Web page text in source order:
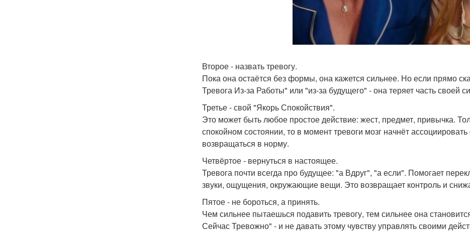
Второе - назвать тревогу.
Пока она остаётся без формы, она кажется сильнее. Но если прямо
Тревога Из-за Работы" или "из-за будущего" - она теряет часть своей
Третье - свой "Якорь Спокойствия".
Это может быть любое простое действие: жест, предмет, привычка.
спокойном состоянии, то в момент тревоги мозг начнёт
возвращаться в норму.
Четвёртое - вернуться в настоящее.
Тревога почти всегда про будущее: "а Вдруг", "а если". Помогает
звуки, ощущения, окружающие вещи. Это возвращает контроль и
Пятое - не бороться, а принять.
Чем сильнее пытаешься подавить тревогу, тем сильнее она
Сейчас Тревожно" - и не давать этому чувству управлять своими